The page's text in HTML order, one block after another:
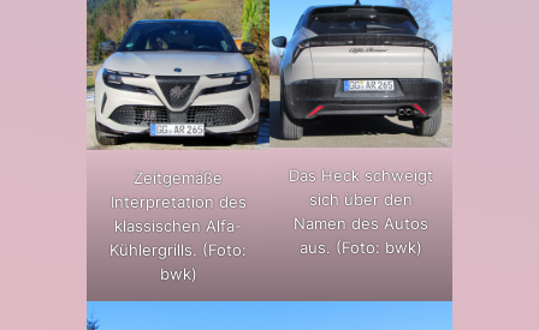
Zeitgemäße
Interpretation des
klassischen Alfa-
Kühlergrills. (Foto:
bwk)
Das Heck schweigt
sich über den
Namen des Autos
aus. (Foto: bwk)